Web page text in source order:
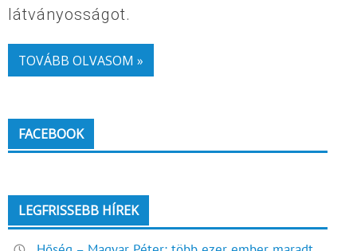
látványosságot.
TOVÁBB OLVASOM »
FACEBOOK
LEGFRISSEBB HÍREK